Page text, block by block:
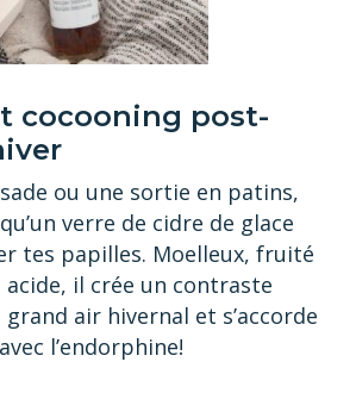
cocooning post-
ou une sortie en patins,
verre de cidre de glace
tes papilles. Moelleux, fruité
il crée un contraste
air hivernal et s’accorde
l’endorphine!